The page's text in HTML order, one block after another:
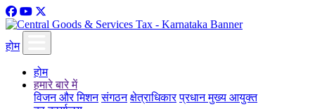
होम
होम
हमारे बारे में
विजन और मिशन संगठन क्षेत्राधिकार प्रधान मुख्य आयुक्त